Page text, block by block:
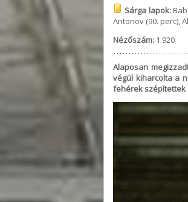
Sárga lapok:
Antonov (90. perc),
Nézőszám: 1.920
Alaposan
végül kiharcolta a
fehérek szépítettek